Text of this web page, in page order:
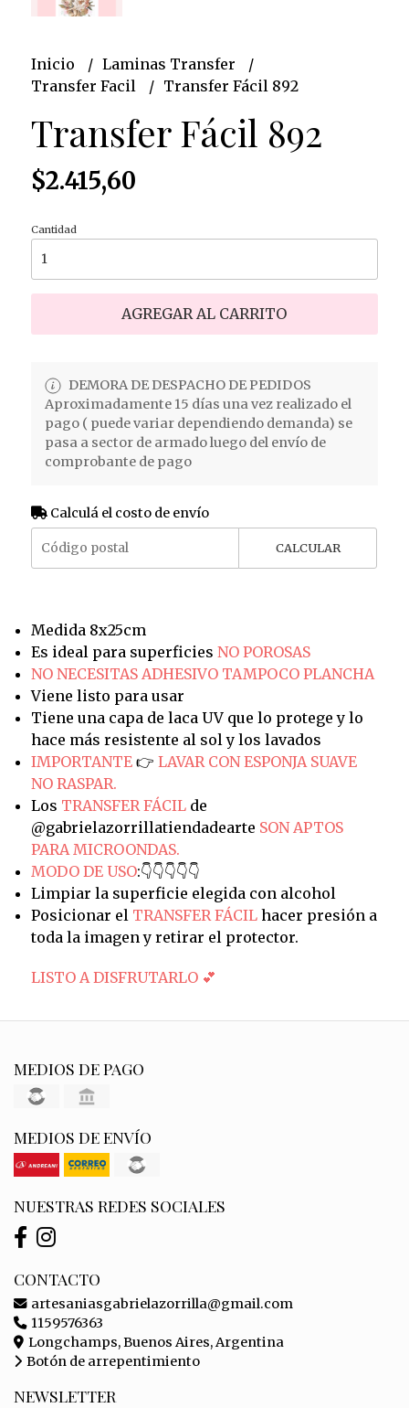
Inicio
Laminas Transfer
Transfer Facil
Transfer Fácil 892
Transfer Fácil 892
$2.415,60
Cantidad
AGREGAR AL CARRITO
DEMORA DE DESPACHO DE PEDIDOS
Aproximadamente 15 días una vez realizado el
pago ( puede variar dependiendo demanda) se
pasa a sector de armado luego del envío de
comprobante de pago
Calculá el costo de envío
CALCULAR
Medida 8x25cm
Es ideal para superficies NO POROSAS
NO NECESITAS ADHESIVO TAMPOCO PLANCHA
Viene listo para usar
Tiene una capa de laca UV que lo protege y lo
hace más resistente al sol y los lavados
IMPORTANTE 👉 LAVAR CON ESPONJA SUAVE
NO RASPAR.
Los TRANSFER FÁCILde
@gabrielazorrillatiendadearte SON APTOS
PARA MICROONDAS.
MODO DE USO:👇👇👇👇👇
Limpiar la superficie elegida con alcohol
Posicionar el TRANSFER FÁCILhacer presión a
toda la imagen y retirar el protector.
LISTO A DISFRUTARLO 💕
MEDIOS DE PAGO
MEDIOS DE ENVÍO
NUESTRAS REDES SOCIALES
CONTACTO
artesaniasgabrielazorrilla@gmail.com
1159576363
Longchamps, Buenos Aires, Argentina
Botón de arrepentimiento
NEWSLETTER